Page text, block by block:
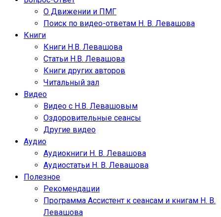
О Движении и ПМГ
Поиск по видео-ответам Н. В. Левашова
Книги
Книги Н.В. Левашова
Статьи Н.В. Левашова
Книги других авторов
Читальный зал
Видео
Видео с Н.В. Левашовым
Оздоровительные сеансы
Другие видео
Аудио
Аудиокниги Н. В. Левашова
Аудиостатьи Н. В. Левашова
Полезное
Рекомендации
Программа Ассистент к сеансам и книгам Н. В.
Левашова